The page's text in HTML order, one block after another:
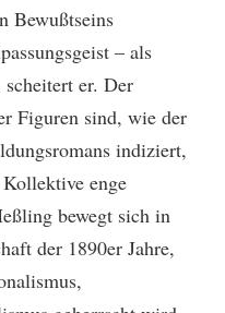
Bewußtseins
– als
er. Der
Figuren sind, wie der
indiziert,
enge
bewegt sich in
der 1890er Jahre,